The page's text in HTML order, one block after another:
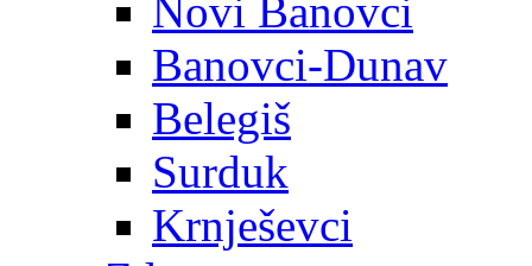
Novi Banovci
Banovci-Dunav
Belegiš
Surduk
Krnješevci